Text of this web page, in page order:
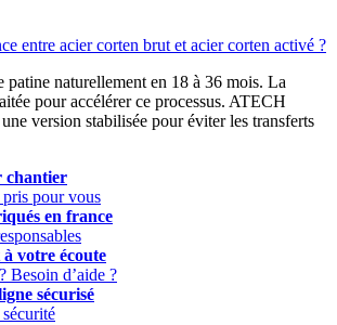
entre acier corten brut et acier corten activé ?
patine naturellement en 18 à 36 mois. La
pour accélérer ce processus. ATECH
version stabilisée pour éviter les transferts
chantier
pour vous
en france
votre écoute
Besoin d’aide ?
sécurisé